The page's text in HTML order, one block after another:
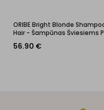
ORIBE Bright Blonde
Hair - Šampūnas Šviesiems
56.90 €